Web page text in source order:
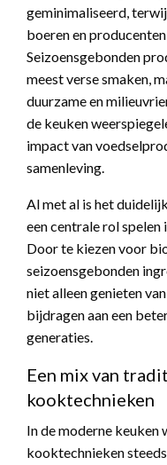
geminimaliseerd,
boeren en
Seizoensgebonden
meest verse smaken,
duurzame en
de keuken
impact van
samenleving.
Al met al is het
een centrale rol spelen
Door te kiezen voor
seizoensgebonden
niet alleen genieten
bijdragen aan een
generaties.
Een mix van
kooktechnieken
In de moderne
kooktechnieken